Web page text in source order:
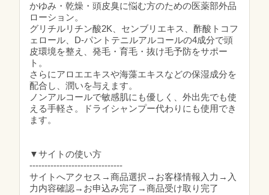
かゆみ・乾燥・頭皮臭に悩む方のための医薬部外品
ローション。
グリチルリチン酸2K、センブリエキス、酢酸トコフ
ェロール、D-パントテニルアルコールの4成分で頭
皮環境を整え、発毛・育毛・抜け毛予防をサポー
ト。
さらにアロエエキスや海藻エキスなどの保湿成分を
配合し、潤いを与えます。
ノンアルコールで敏感肌にも優しく、外出先でも使
える手軽さ。ドライシャンプー代わりにも使用でき
ます。
▼サイトの使い方
-------------------------------
サイトへアクセス→商品選択→お客様情報入力→入
力内容確認→お申込み完了→商品受け取り完了